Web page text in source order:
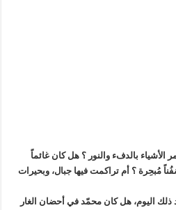
بالدفء والنور ؟ هل كان غائماً
مُبحِرة ؟ أم تراكمت فيها جبال، وبحيرات
اليوم، هل كان محمّد في أحضان الغار